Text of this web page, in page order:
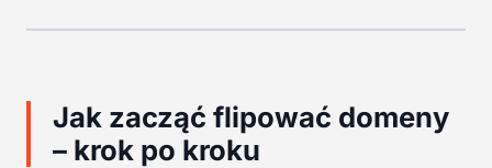
Jak zacząć flipować domeny
– krok po kroku